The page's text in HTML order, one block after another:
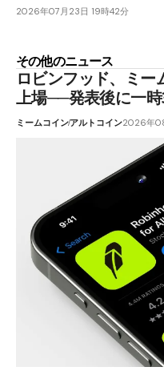
2026年07月23日 19時42分
その他のニュース
ロビンフッド、ミー
上場──発表後に一
ミームコインアルトコイン2026年